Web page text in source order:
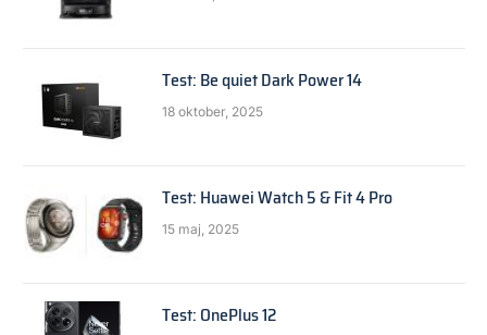
Test: Be quiet Dark Power 14
18 oktober, 2025
Test: Huawei Watch 5 & Fit 4 Pro
15 maj, 2025
Test: OnePlus 12